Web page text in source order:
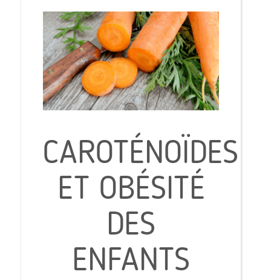
CAROTÉNOÏDES
ET OBÉSITÉ
DES
ENFANTS